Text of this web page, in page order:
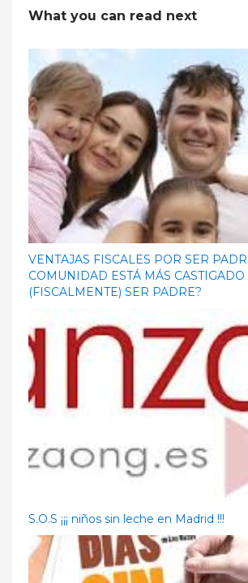
What you can read next
VENTAJAS FISCALES POR SER
COMUNIDAD ESTÁ MÁS CASTIGADO
(FISCALMENTE) SER PADRE?
S.O.S ¡¡¡ niños sin leche en Madrid !!!